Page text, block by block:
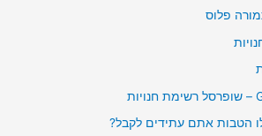
פלוס
הטבות אתם עתידים לקבל?